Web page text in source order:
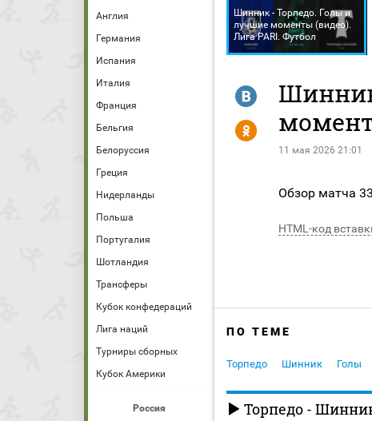
Англия
Германия
Испания
Италия
Франция
Бельгия
Белоруссия
Греция
Нидерланды
Польша
Португалия
Шотландия
Трансферы
Кубок конфедераций
Лига наций
Турниры сборных
Кубок Америки
Россия
Шинник - Торпедо. Голы и
лучшие моменты (видео).
Лига PARI. Футбол
11 мая 2026 21:01
R
Y
Обзор матча
HTML-код
ПО ТЕМЕ
Торпедо Шинник Голы
Торпедо -